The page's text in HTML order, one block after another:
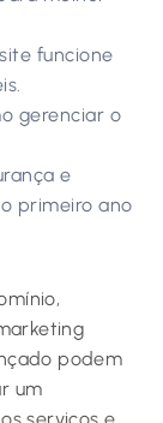
funcione
gerenciar o
e
primeiro ano
podem
um